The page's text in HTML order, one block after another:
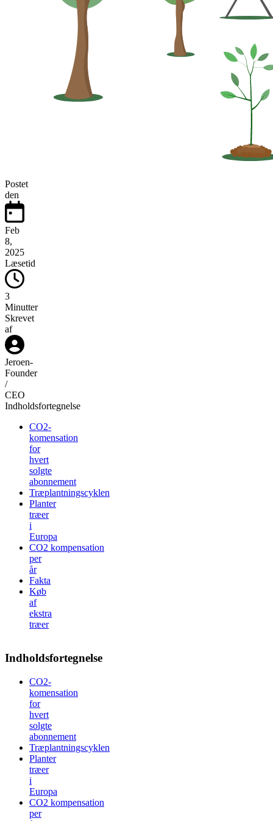
Postet
den
Feb
8,
2025
Læsetid
3
Minutter
Skrevet
af
Jeroen-
Founder
/
CEO
Indholdsfortegnelse
CO2-
komensation
for
hvert
solgte
abonnement
Træplantningscyklen
Planter
træer
i
Europa
CO2 kompensation
per
år
Fakta
Køb
af
ekstra
træer
Indholdsfortegnelse
CO2-
komensation
for
hvert
solgte
abonnement
Træplantningscyklen
Planter
træer
i
Europa
CO2 kompensation
per